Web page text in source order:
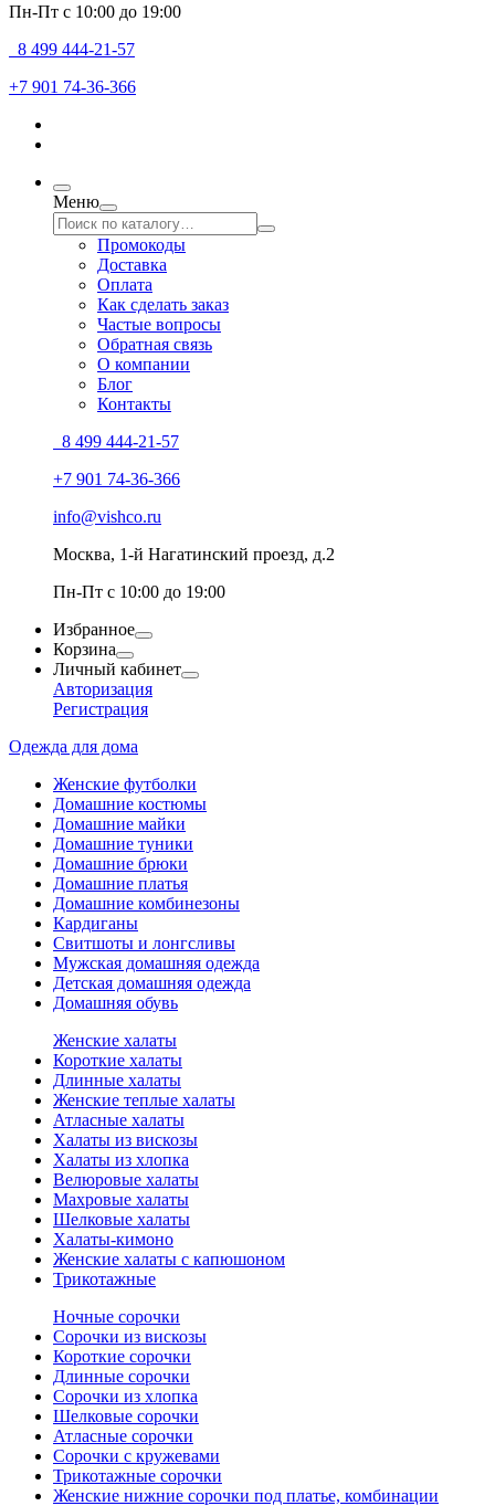
Пн-Пт с 10:00 до 19:00
8 499 444-21-57
+7 901 74-36-366
Меню
Промокоды
Доставка
Оплата
Как сделать заказ
Частые вопросы
Обратная связь
О компании
Блог
Контакты
8 499 444-21-57
+7 901 74-36-366
info@vishco.ru
Москва, 1-й Нагатинский проезд, д.2
Пн-Пт с 10:00 до 19:00
Избранное
Корзина
Личный кабинет
Авторизация
Регистрация
Одежда для дома
Женские футболки
Домашние костюмы
Домашние майки
Домашние туники
Домашние брюки
Домашние платья
Домашние комбинезоны
Кардиганы
Свитшоты и лонгсливы
Мужская домашняя одежда
Детская домашняя одежда
Домашняя обувь
Женские халаты
Короткие халаты
Длинные халаты
Женские теплые халаты
Атласные халаты
Халаты из вискозы
Халаты из хлопка
Велюровые халаты
Махровые халаты
Шелковые халаты
Халаты-кимоно
Женские халаты с капюшоном
Трикотажные
Ночные сорочки
Сорочки из вискозы
Короткие сорочки
Длинные сорочки
Сорочки из хлопка
Шелковые сорочки
Атласные сорочки
Сорочки с кружевами
Трикотажные сорочки
Женские нижние сорочки под платье, комбинации